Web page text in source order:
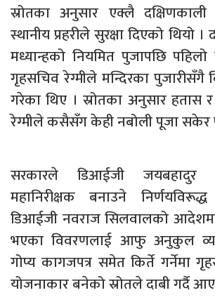
स्रोतका अनुसार एक्लै दक्षिणकाली
स्थानीय प्रहरीले सुरक्षा दिएको थियो
मध्यान्हको नियमित पुजापछि पहिलो
गृहसचिव रेग्मीले मन्दिरका पुजारीसँगै
गरेका थिए । स्रोतका अनुसार हतास
रेग्मीले कसैसँग केही नबोली पूजा सकेर
सरकारले डिआईजी जयबहादुर
महानिरीक्षक बनाउने
डिआईजी नवराज सिलवालको
भएका विवरणलाई आफु अनुकुल
गोप्य कागजपत्र समेत किर्ते गर्नेमा
योजनाकार बनेको स्रोतले दाबी गर्दै